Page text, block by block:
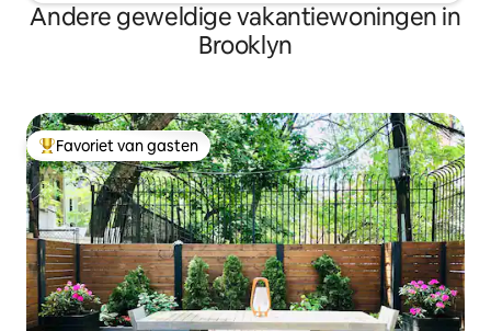
Andere geweldige vakantiewoningen in
Brooklyn
Topfavoriet van gasten
Favoriet van gasten